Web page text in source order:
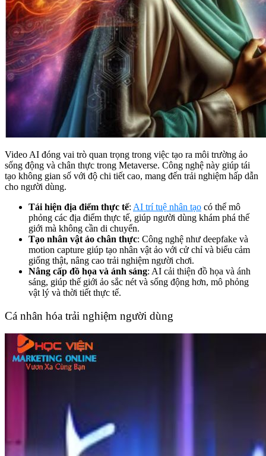
Video AI đóng vai trò quan trọng trong việc tạo ra môi trường ảo
sống động và chân thực trong Metaverse. Công nghệ này giúp tái
tạo không gian số với độ chi tiết cao, mang đến trải nghiệm hấp dẫn
cho người dùng.
Tái hiện địa điểm thực tế: AI trí tuệ nhân tạo có thể mô
phỏng các địa điểm thực tế, giúp người dùng khám phá thế
giới mà không cần di chuyển.
Tạo nhân vật ảo chân thực: Công nghệ như deepfake và
motion capture giúp tạo nhân vật ảo với cử chỉ và biểu cảm
giống thật, nâng cao trải nghiệm người chơi.
Nâng cấp đồ họa và ánh sáng: AI cải thiện đồ họa và ánh
sáng, giúp thế giới ảo sắc nét và sống động hơn, mô phỏng
vật lý và thời tiết thực tế.
Cá nhân hóa trải nghiệm người dùng